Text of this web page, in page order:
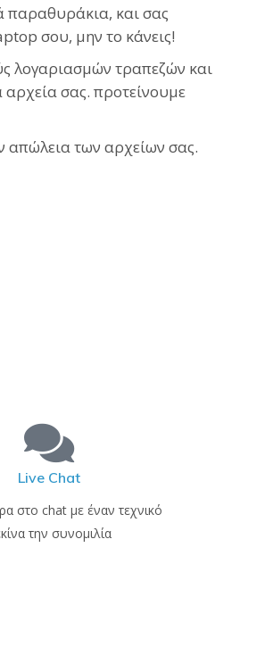
παραθυράκια, και σας
σου, μην το κάνεις!
λογαριασμών τραπεζών και
σας. προτείνουμε
απώλεια των αρχείων σας.
Live Chat
στο chat με έναν τεχνικό
την συνομιλία